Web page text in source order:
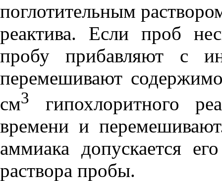
поглотительным
реактива. Если проб
пробу прибавляют с
перемешивают
см3
гипохлоритного
времени и
аммиака допускается
раствора пробы.